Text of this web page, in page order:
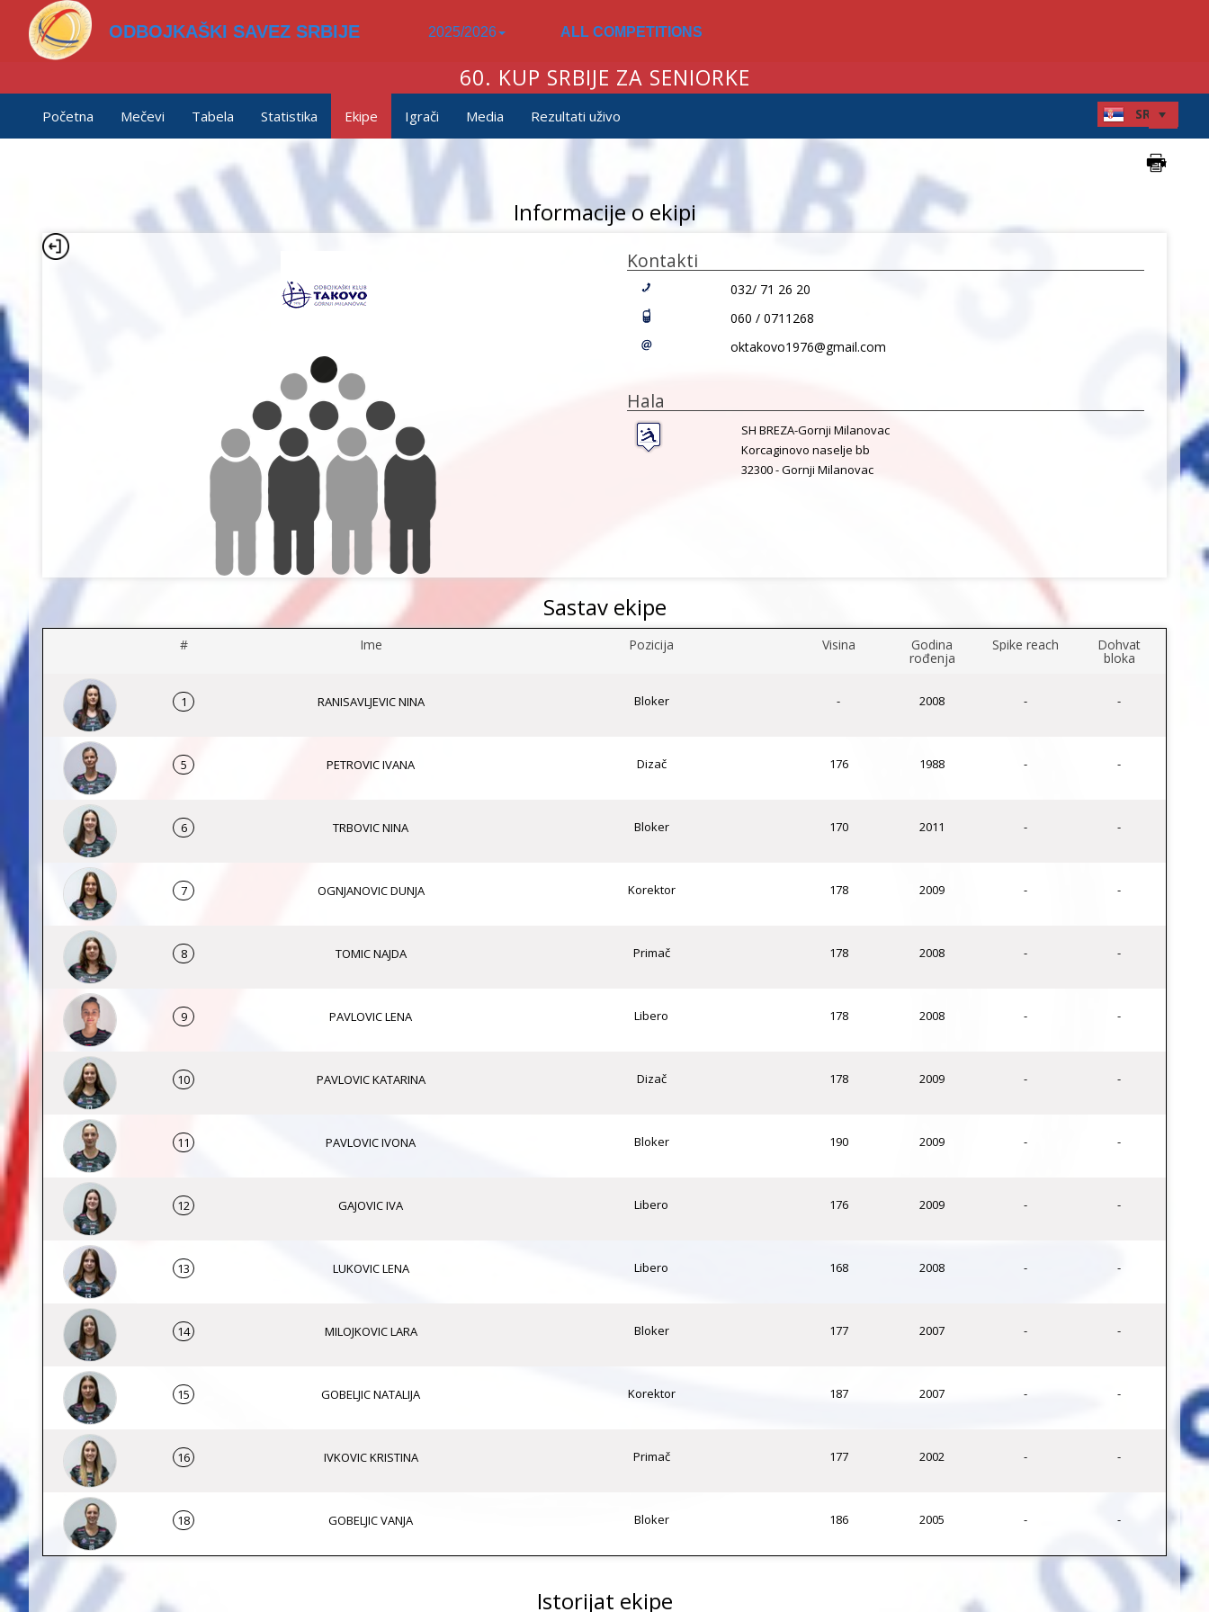
ODBOJKAŠKI SAVEZ SRBIJE 2025/2026 ALL COMPETITIONS
60. KUP SRBIJE ZA SENIORKE
Početna Mečevi Tabela Statistika Ekipe Igrači Media Rezultati uživo
Informacije o ekipi
Kontakti
032/ 71 26 20
060 / 0711268
oktakovo1976@gmail.com
Hala
SH BREZA-Gornji Milanovac
Korcaginovo naselje bb
32300 -Gornji Milanovac
Sastav ekipe
# Ime Pozicija Visina Godina
rođenja
Spike reach Dohvat
bloka
1 RANISAVLJEVIC NINA Bloker - 2008 - -
5 PETROVIC IVANA Dizač 176 1988 - -
6 TRBOVIC NINA Bloker 170 2011 - -
7 OGNJANOVIC DUNJA Korektor 178 2009 - -
8 TOMIC NAJDA Primač 178 2008 - -
9 PAVLOVIC LENA Libero 178 2008 - -
10 PAVLOVIC KATARINA Dizač 178 2009 - -
11 PAVLOVIC IVONA Bloker 190 2009 - -
12 GAJOVIC IVA Libero 176 2009 - -
13 LUKOVIC LENA Libero 168 2008 - -
14 MILOJKOVIC LARA Bloker 177 2007 - -
15 GOBELJIC NATALIJA Korektor 187 2007 - -
16 IVKOVIC KRISTINA Primač 177 2002 - -
18 GOBELJIC VANJA Bloker 186 2005 - -
Istorijat ekipe